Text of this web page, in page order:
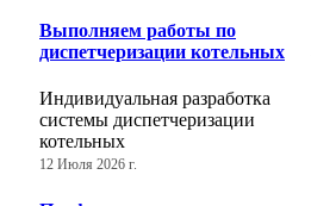
Выполняем работы по
диспетчеризации котельных
Индивидуальная разработка
системы диспетчеризации
котельных
12 Июля 2026 г.